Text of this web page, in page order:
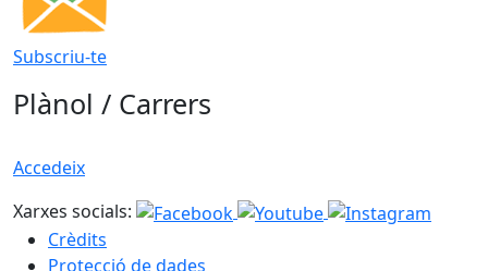
Subscriu-te
Plànol / Carrers
Accedeix
Xarxes socials:
Crèdits
Protecció de dades